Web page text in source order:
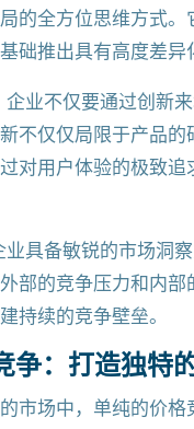
的全方位思维方式
础推出具有高度差异
企业不仅要通过创新
不仅仅局限于产品
对用户体验的极致
业具备敏锐的市场洞
部的竞争压力和内
持续的竞争壁垒。
争：打造独特
市场中，单纯的价